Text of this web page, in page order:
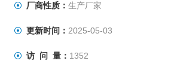
厂商性质： 生产厂家
更新时间： 2025-05-03
访 问 量： 1352